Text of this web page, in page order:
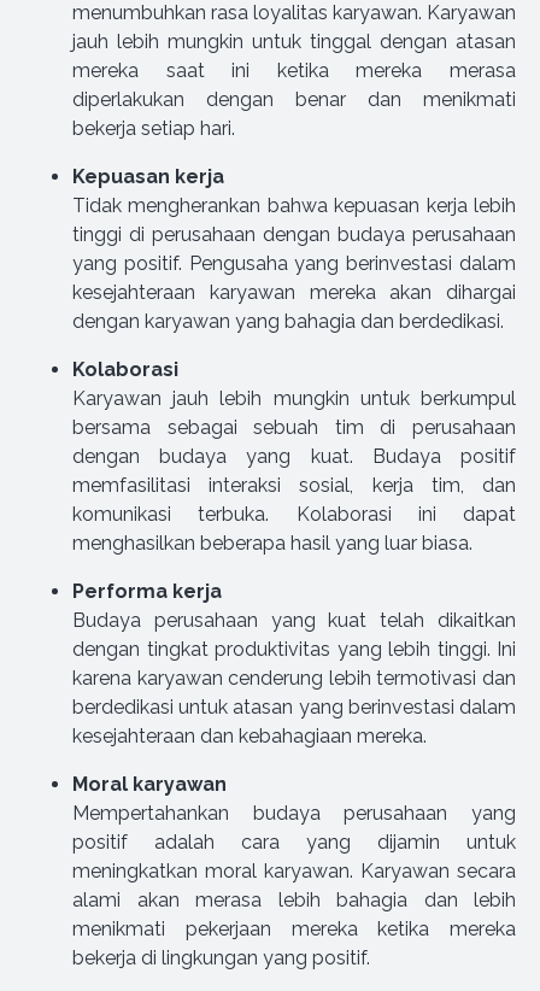
menumbuhkan rasa loyalitas karyawan. Karyawan
jauh lebih mungkin untuk tinggal dengan atasan
mereka saat ini ketika mereka merasa
diperlakukan dengan benar dan menikmati
bekerja setiap hari.
Kepuasan kerja
Tidak mengherankan bahwa kepuasan kerja lebih
tinggi di perusahaan dengan budaya perusahaan
yang positif. Pengusaha yang berinvestasi dalam
kesejahteraan karyawan mereka akan dihargai
dengan karyawan yang bahagia dan berdedikasi.
Kolaborasi
Karyawan jauh lebih mungkin untuk berkumpul
bersama sebagai sebuah tim di perusahaan
dengan budaya yang kuat. Budaya positif
memfasilitasi interaksi sosial, kerja tim, dan
komunikasi terbuka. Kolaborasi ini dapat
menghasilkan beberapa hasil yang luar biasa.
Performa kerja
Budaya perusahaan yang kuat telah dikaitkan
dengan tingkat produktivitas yang lebih tinggi. Ini
karena karyawan cenderung lebih termotivasi dan
berdedikasi untuk atasan yang berinvestasi dalam
kesejahteraan dan kebahagiaan mereka.
Moral karyawan
Mempertahankan budaya perusahaan yang
positif adalah cara yang dijamin untuk
meningkatkan moral karyawan. Karyawan secara
alami akan merasa lebih bahagia dan lebih
menikmati pekerjaan mereka ketika mereka
bekerja di lingkungan yang positif.